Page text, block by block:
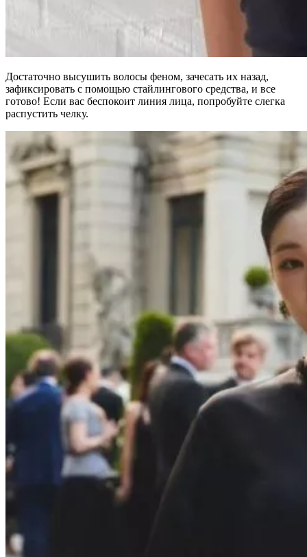
Достаточно высушить волосы феном, зачесать их назад,
зафиксировать с помощью стайлингового средства, и все
готово! Если вас беспокоит линия лица, попробуйте слегка
распустить челку.